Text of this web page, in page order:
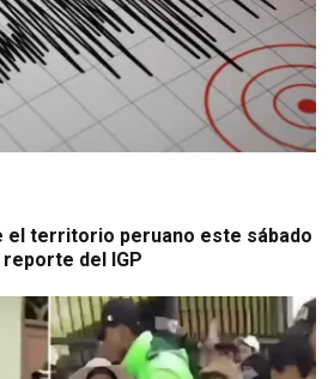
el territorio peruano este sábado
del IGP